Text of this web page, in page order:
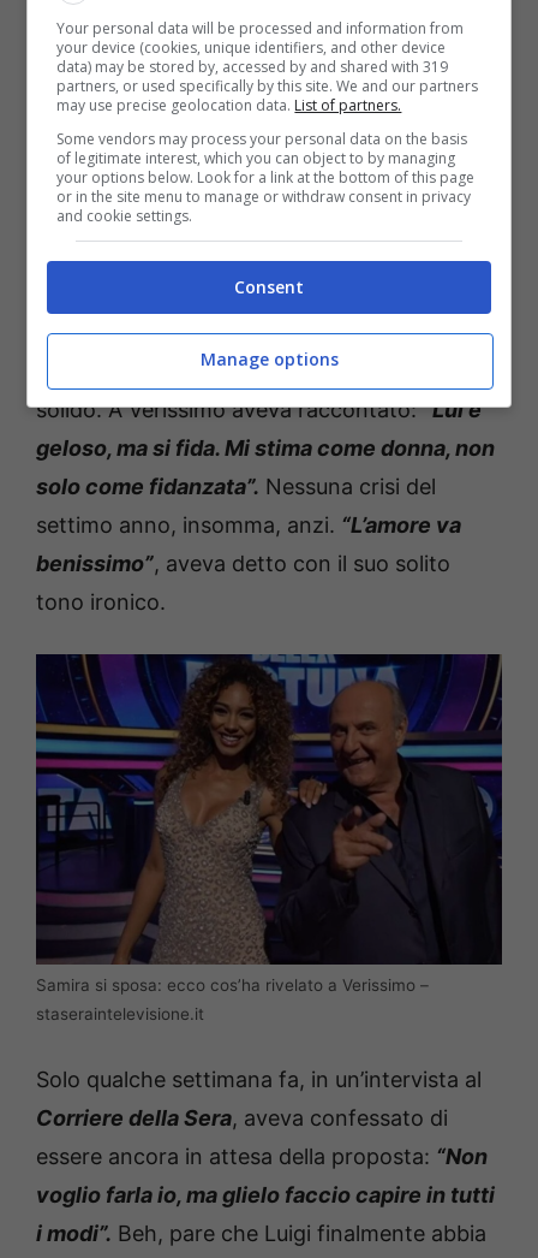
modello diventato imprenditore, è sempre
rimasto accanto a lei anche nei momenti più
intensi della carriera, quando la popolarità di
Samira è cresciuta a vista d’occhio.
Samira si sposa: ecco
cos’ha rivelato a Verissimo
In tv lei è sempre sorridente, ma dietro le
telecamere si intuisce che c’è un equilibrio
solido. A Verissimo aveva raccontato:“Lui è
geloso, ma si fida. Mi stima come donna, non
solo come fidanzata”. Nessuna crisi del
settimo anno, insomma, anzi. “L’amore va
benissimo”, aveva detto con il suo solito
tono ironico.
Samira si sposa: ecco cos’ha rivelato a Verissimo –
staseraintelevisione.it
Solo qualche settimana fa, in un’intervista al
Corriere della Sera, aveva confessato di
essere ancora in attesa della proposta: “Non
voglio farla io, ma glielo faccio capire in tutti
i modi”. Beh, pare che Luigi finalmente abbia
Your personal data will be processed and information from
your device (cookies, unique identifiers, and other device
data) may be stored by, accessed by and shared with 319
partners, or used specifically by this site. We and our partners
may use precise geolocation data. List of partners.
Some vendors may process your personal data on the basis
of legitimate interest, which you can object to by managing
your options below. Look for a link at the bottom of this page
or in the site menu to manage or withdraw consent in privacy
and cookie settings.
Consent
Manage options